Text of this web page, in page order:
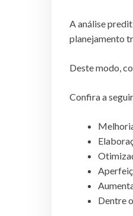
A análise
planejamento
Deste modo,
Confira a
Dentre